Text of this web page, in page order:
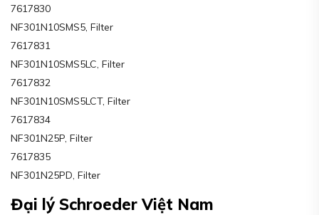
7617830
NF301N10SMS5, Filter
7617831
NF301N10SMS5LC, Filter
7617832
NF301N10SMS5LCT, Filter
7617834
NF301N25P, Filter
7617835
NF301N25PD, Filter
Đại lý Schroeder Việt Nam